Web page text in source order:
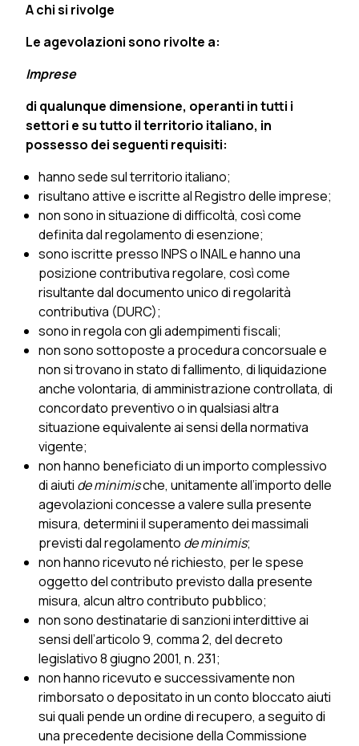
A chi si rivolge
Le agevolazioni sono rivolte a:
Imprese
di qualunque dimensione, operanti in tutti i
settori e su tutto il territorio italiano, in
possesso dei seguenti requisiti:
hanno sede sul territorio italiano;
risultano attive e iscritte al Registro delle imprese;
non sono in situazione di difficoltà, così come
definita dal regolamento di esenzione;
sono iscritte presso INPS o INAIL e hanno una
posizione contributiva regolare, così come
risultante dal documento unico di regolarità
contributiva (DURC);
sono in regola con gli adempimenti fiscali;
non sono sottoposte a procedura concorsuale e
non si trovano in stato di fallimento, di liquidazione
anche volontaria, di amministrazione controllata, di
concordato preventivo o in qualsiasi altra
situazione equivalente ai sensi della normativa
vigente;
non hanno beneficiato di un importo complessivo
di aiuti de minimische, unitamente all’importo delle
agevolazioni concesse a valere sulla presente
misura, determini il superamento dei massimali
previsti dal regolamento de minimis;
non hanno ricevuto né richiesto, per le spese
oggetto del contributo previsto dalla presente
misura, alcun altro contributo pubblico;
non sono destinatarie di sanzioni interdittive ai
sensi dell’articolo 9, comma 2, del decreto
legislativo 8 giugno 2001, n. 231;
non hanno ricevuto e successivamente non
rimborsato o depositato in un conto bloccato aiuti
sui quali pende un ordine di recupero, a seguito di
una precedente decisione della Commissione